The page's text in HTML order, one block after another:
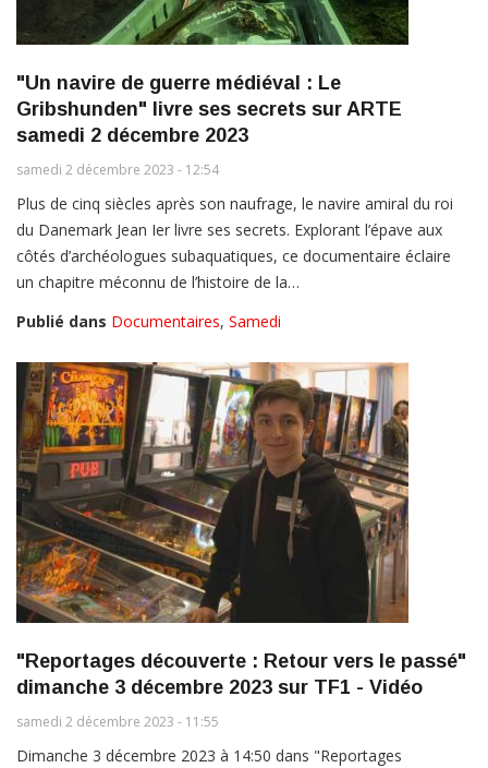
"Un navire de guerre médiéval : Le
Gribshunden" livre ses secrets sur ARTE
samedi 2 décembre 2023
samedi 2 décembre 2023 - 12:54
Plus de cinq siècles après son naufrage, le navire amiral du roi
du Danemark Jean Ier livre ses secrets. Explorant l’épave aux
côtés d’archéologues subaquatiques, ce documentaire éclaire
un chapitre méconnu de l’histoire de la…
Publié dans Documentaires, Samedi
"Reportages découverte : Retour vers le passé"
dimanche 3 décembre 2023 sur TF1 - Vidéo
samedi 2 décembre 2023 - 11:55
Dimanche 3 décembre 2023 à 14:50 dans "Reportages